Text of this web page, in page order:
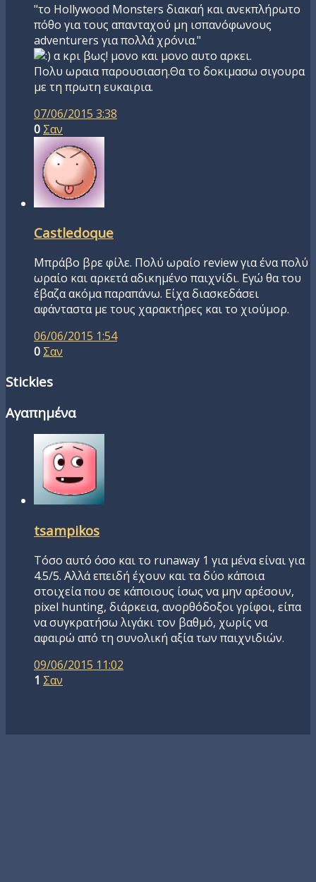
"το Hollywood Monsters διακαή και ανεκπλήρωτο
πόθο για τους απανταχού μη ισπανόφωνους
adventurers για πολλά χρόνια."
α κρι βως! μονο και μονο αυτο αρκει.
Πολυ ωραια παρουσιαση.Θα το δοκιμασω σιγουρα
με τη πρωτη ευκαιρια.
07/06/2015 3:38
0 Σαν
Castledoque
Μπράβο βρε φίλε. Πολύ ωραίο review για ένα πολύ
ωραίο και αρκετά αδικημένο παιχνίδι. Εγώ θα του
έβαζα ακόμα παραπάνω. Είχα διασκεδάσει
αφάνταστα με τους χαρακτήρες και το χιούμορ.
06/06/2015 1:54
0 Σαν
Stickies
Αγαπημένα
tsampikos
Τόσο αυτό όσο και το runaway 1 για μένα είναι για
4.5/5. Αλλά επειδή έχουν και τα δύο κάποια
στοιχεία που σε κάποιους ίσως να μην αρέσουν,
pixel hunting, διάρκεια, ανορθόδοξοι γρίφοι, είπα
να συγκρατήσω λιγάκι τον βαθμό, χωρίς να
αφαιρώ από τη συνολική αξία των παιχνιδιών.
09/06/2015 11:02
1 Σαν